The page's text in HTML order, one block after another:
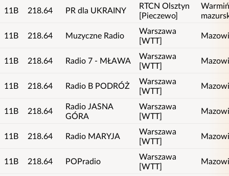
11B 218.64 PR dla UKRAINY
RTCN Olsztyn
[Pieczewo]
11B 218.64 Muzyczne Radio
Warszawa
[WTT]
11B 218.64 Radio 7 - MŁAWA
Warszawa
[WTT]
11B 218.64 Radio B PODRÓŻ
Warszawa
[WTT]
11B 218.64
Radio JASNA
GÓRA
Warszawa
[WTT]
11B 218.64 Radio MARYJA
Warszawa
[WTT]
11B 218.64 POPradio
Warszawa
[WTT]